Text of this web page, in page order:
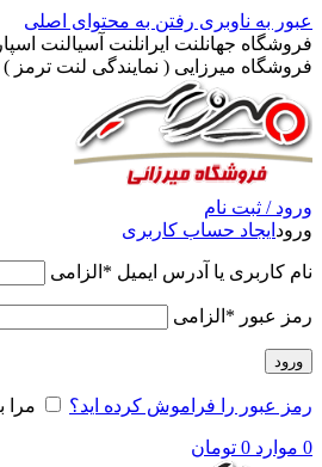
عبور به ناوبری رفتن به محتوای اصلی
فروشگاه جهانلنت ایرانلنت آسیالنت
فروشگاه میرزایی ( نمایندگی لنت ترمز )
ورود / ثبت نام
ورود ایجاد حساب کاربری
نام کاربری یا آدرس ایمیل * الزامی
رمز عبور * الزامی
ورود
رمز عبور را فراموش کرده اید؟ مرا
0 موارد 0 تومان